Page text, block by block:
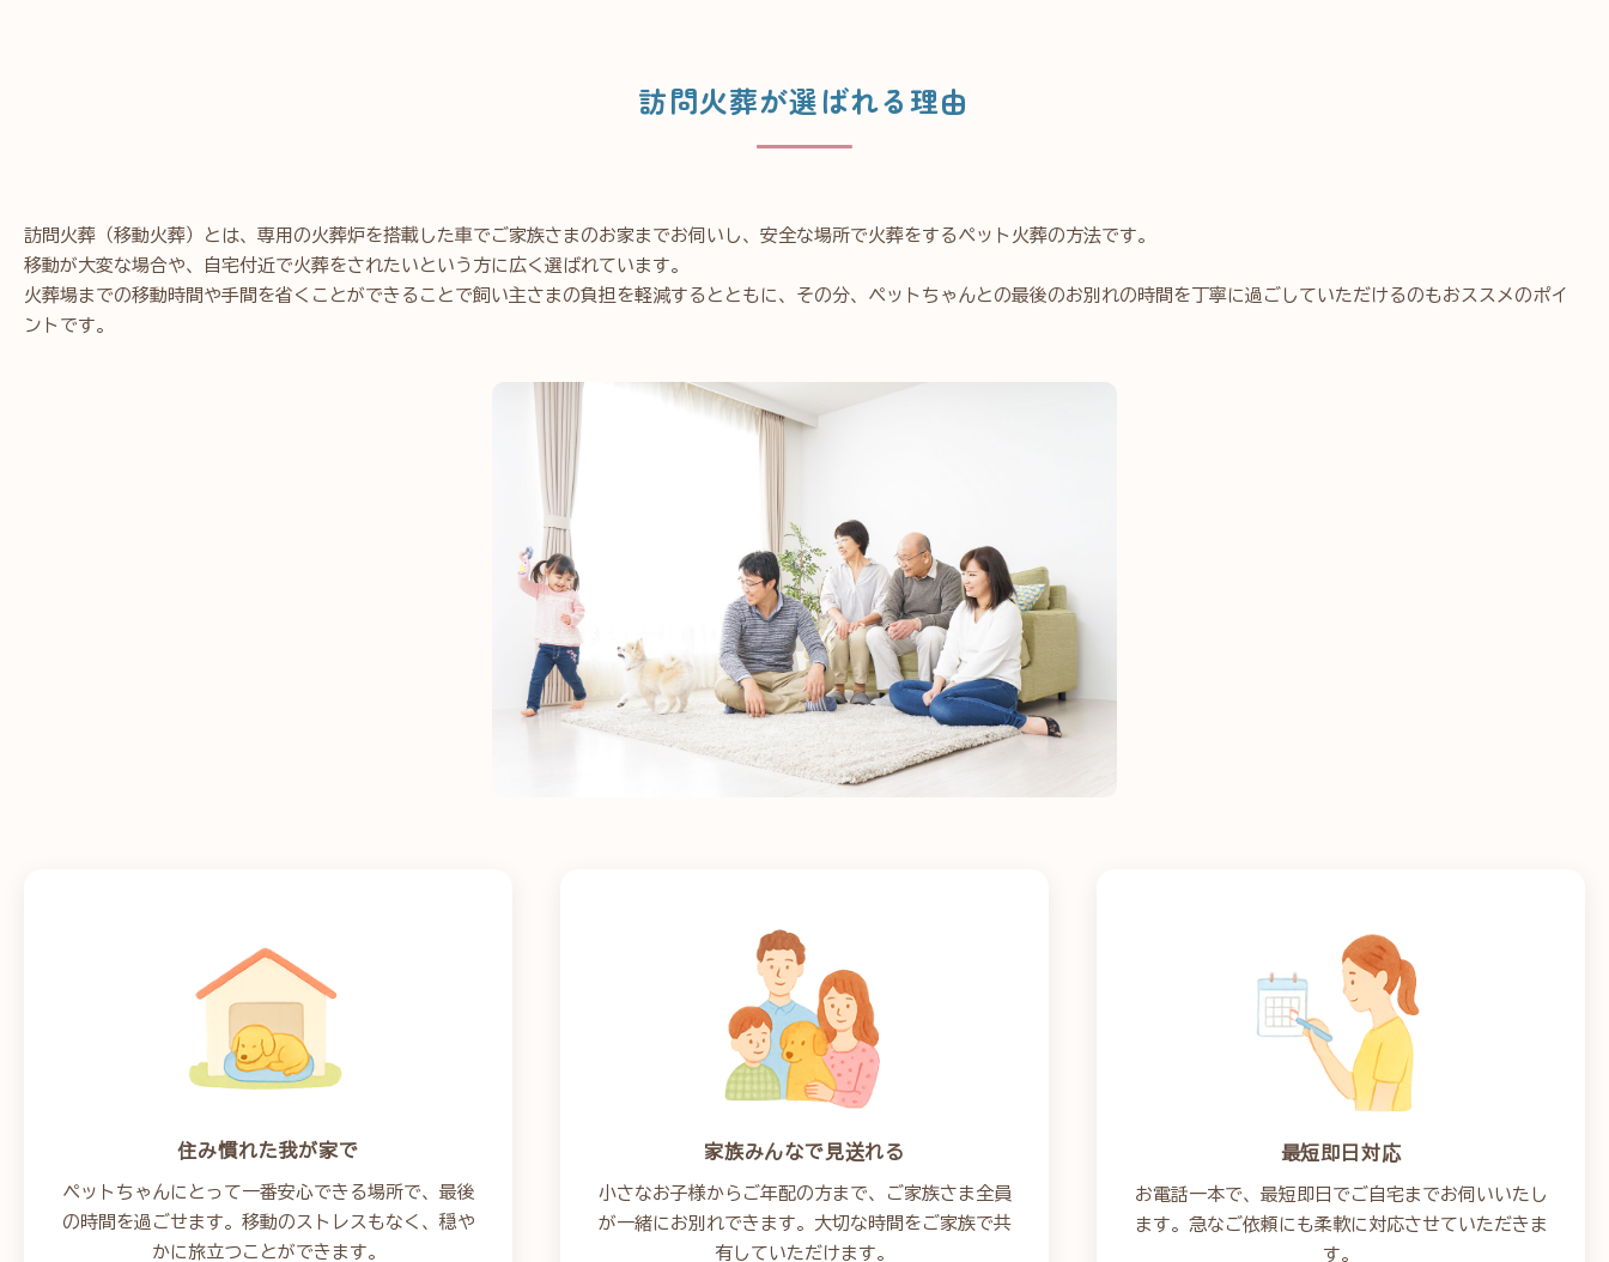
訪問火葬が選ばれる理由
訪問火葬（移動火葬）とは、専用の火葬炉を搭載した車でご家族さまのお家までお伺いし、安全な場所で火葬をするペット火葬の方法です。
移動が大変な場合や、自宅付近で火葬をされたいという方に広く選ばれています。
火葬場までの移動時間や手間を省くことができることで飼い主さまの負担を軽減するとともに、その分、ペットちゃんとの最後のお別れの時間を丁寧に過ごしていただけるのもおススメのポイ
ントです。
住み慣れた我が家で
ペットちゃんにとって一番安心できる場所で、最後
の時間を過ごせます。移動のストレスもなく、穏や
かに旅立つことができます。
家族みんなで見送れる
小さなお子様からご年配の方まで、ご家族さま全員
が一緒にお別れできます。大切な時間をご家族で共
有していただけます。
最短即日対応
お電話一本で、最短即日でご自宅までお伺いいたし
ます。急なご依頼にも柔軟に対応させていただきま
す。